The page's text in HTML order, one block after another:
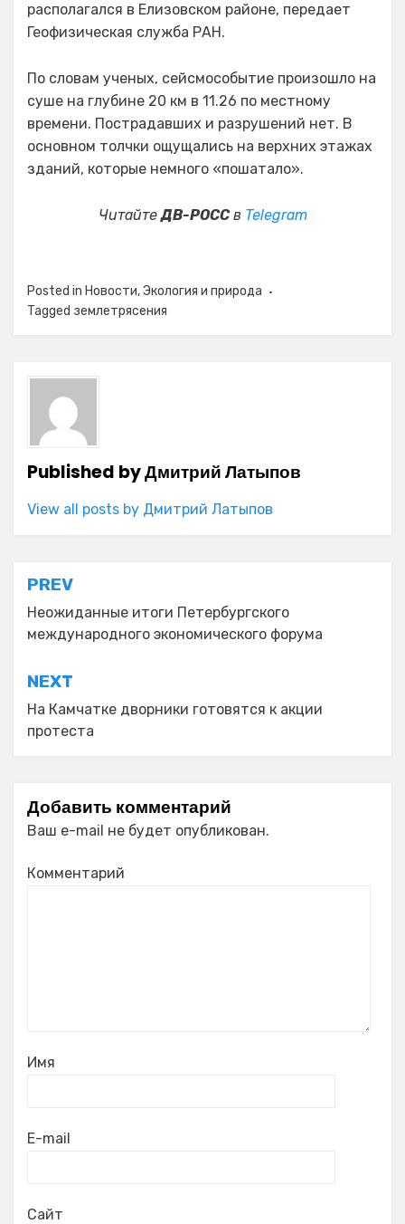
располагался в Елизовском районе, передает
Геофизическая служба РАН.
По словам ученых, сейсмособытие произошло на
суше на глубине 20 км в 11.26 по местному
времени. Пострадавших и разрушений нет. В
основном толчки ощущались на верхних этажах
зданий, которые немного «пошатало».
ЧитайтеДВ-РОССв Telegram
Posted in Новости,Экология и природа
Tagged землетрясения
Published byДмитрий Латыпов
View all posts by Дмитрий Латыпов
Навигация
по
записям
PREV
Неожиданные итоги Петербургского
международного экономического форума
NEXT
На Камчатке дворники готовятся к акции
протеста
Добавить комментарий
Ваш e-mail не будет опубликован.
Комментарий
Имя
E-mail
Сайт